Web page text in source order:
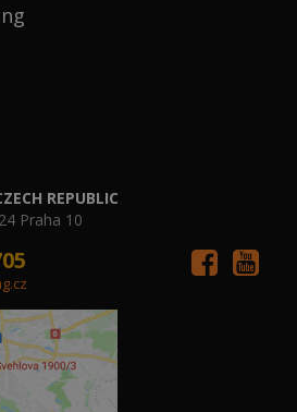
REPUBLIC
Praha 10